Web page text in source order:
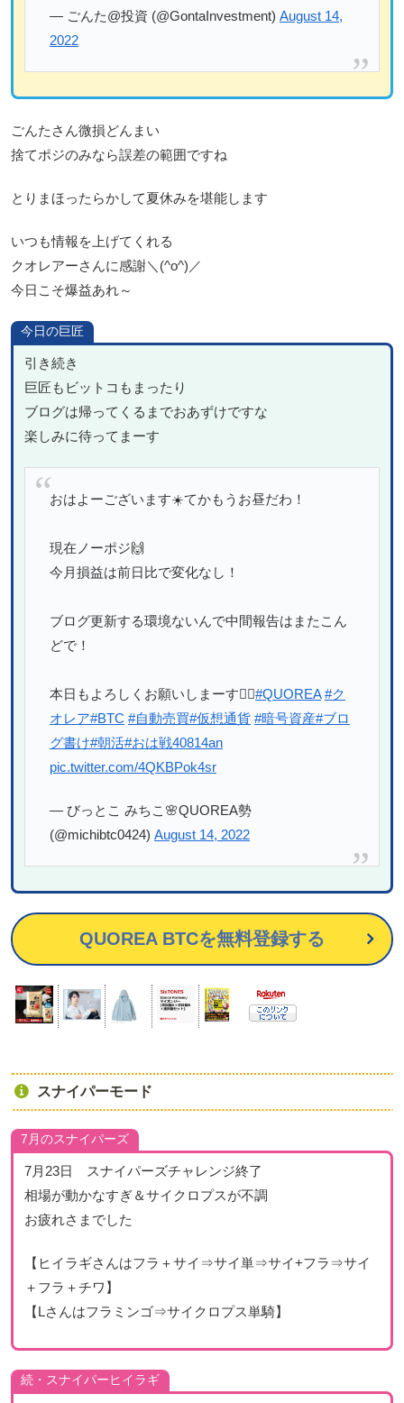
— ごんた@投資 (@GontaInvestment) August 14,
2022
ごんたさん微損どんまい
捨てポジのみなら誤差の範囲ですね
とりまほったらかして夏休みを堪能します
いつも情報を上げてくれる
クオレアーさんに感謝＼(^o^)／
今日こそ爆益あれ～
今日の巨匠
引き続き
巨匠もビットコもまったり
ブログは帰ってくるまでおあずけですな
楽しみに待ってまーす
おはよーございます☀️てかもうお昼だわ！
現在ノーポジ🙌
今月損益は前日比で変化なし！
ブログ更新する環境ないんで中間報告はまたこん
どで！
本日もよろしくお願いしまーす🙋‍♀️#QUOREA #ク
オレア#BTC #自動売買#仮想通貨 #暗号資産#ブロ
グ書け#朝活#おは戦40814an
pic.twitter.com/4QKBPok4sr
— びっとこ みちこ🌸QUOREA勢
(@michibtc0424) August 14, 2022
QUOREA BTCを無料登録する
スナイパーモード
7月のスナイパーズ
7月23日 スナイパーズチャレンジ終了
相場が動かなすぎ＆サイクロプスが不調
お疲れさまでした
【ヒイラギさんはフラ＋サイ⇒サイ単⇒サイ+フラ⇒サイ
＋フラ＋チワ】
【Lさんはフラミンゴ⇒サイクロプス単騎】
続・スナイパーヒイラギ